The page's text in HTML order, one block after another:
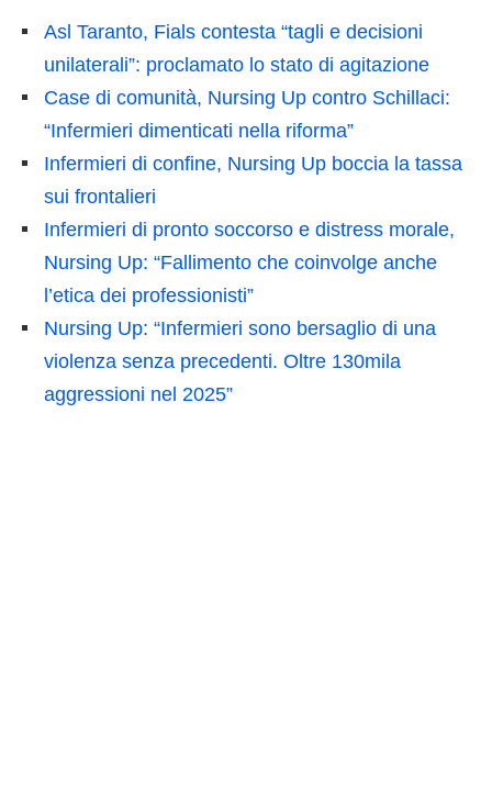
Asl Taranto, Fials contesta “tagli e decisioni
unilaterali”: proclamato lo stato di agitazione
Case di comunità, Nursing Up contro Schillaci:
“Infermieri dimenticati nella riforma”
Infermieri di confine, Nursing Up boccia la tassa
sui frontalieri
Infermieri di pronto soccorso e distress morale,
Nursing Up: “Fallimento che coinvolge anche
l’etica dei professionisti”
Nursing Up: “Infermieri sono bersaglio di una
violenza senza precedenti. Oltre 130mila
aggressioni nel 2025”